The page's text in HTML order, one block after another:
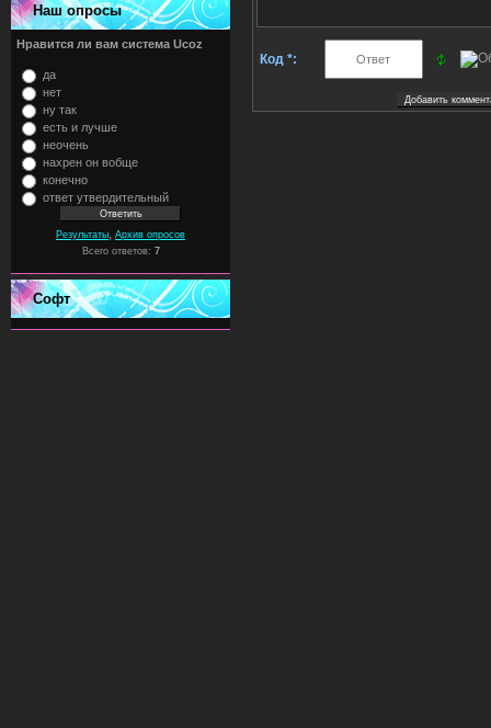
Наш опросы
Нравится ли вам система Ucoz
да
нет
ну так
есть и лучше
неочень
нахрен он вобще
конечно
ответ утвердительный
Результаты Архив опросов
Всего ответов: 7
Софт
Код *: